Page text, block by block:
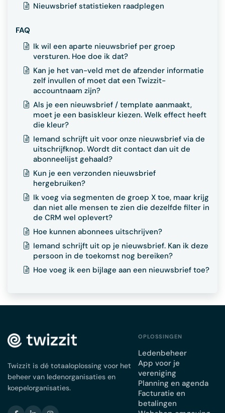
Nieuwsbrief statistieken raadplegen
FAQ
Ik wil een aparte nieuwsbrief per groep
versturen. Hoe doe ik dat?
Kan je het van-veld met de afzender informatie
zelf invullen of moet dat een Twizzit-
accountnaam zijn?
Als je een nieuwsbrief / template aanmaakt,
moet je een basiskleur kiezen. Welk effect heeft
die kleur?
Iemand schrijft uit voor onze nieuwsbrief via de
uitschrijfknop. Wordt dit contact dan uit de
abonneelijst gehaald?
Kun je een verzonden nieuwsbrief
hergebruiken?
Ik voeg via segmenten de groep X toe, maar krijg
dan niet alle mensen te zien die dezelfde filter in
de CRM wel oplevert?
Hoe kunnen abonnees uitschrijven?
Iemand schrijft uit op je nieuwsbrief. Kan ik deze
persoon in de toekomst nog bereiken?
Hoe voeg ik een bijlage aan een nieuwsbrief toe?
Twizzit is dé totaaloplossing voor het
beheer van ledenorganisaties en
koepelorganisaties.
OPLOSSINGEN
Ledenbeheer
App voor je
vereniging
Planning en agenda
Facturatie en
betalingen